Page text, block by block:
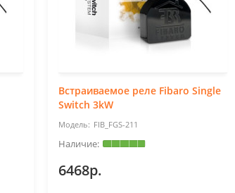
Встраиваемое реле Fibaro Single
Switch 3kW
FIB_FGS-211
6468р.